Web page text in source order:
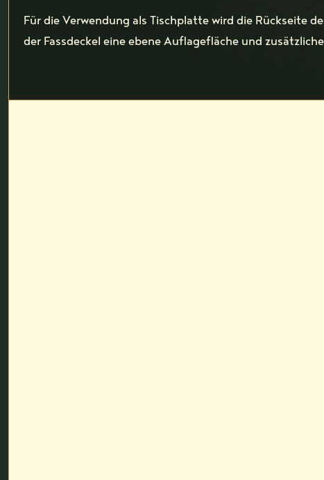
Für die Verwendung als Tischplatte wird die Rückseite
der Fassdeckel eine ebene Auflagefläche und